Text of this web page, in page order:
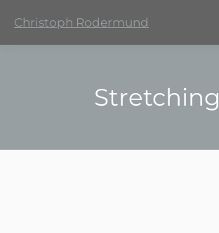
Christoph Rodermund
Stretching